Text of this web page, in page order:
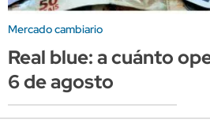
Mercado cambiario
Real blue: a cuánto
6 de agosto